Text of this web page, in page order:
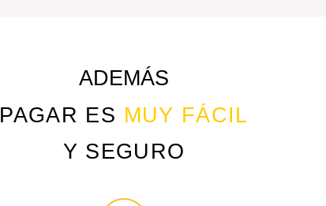
ADEMÁS
PAGAR ES MUY FÁCIL
Y SEGURO